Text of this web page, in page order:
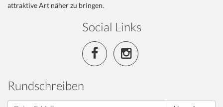
attraktive Art näher zu bringen.
Social Links
Rundschreiben